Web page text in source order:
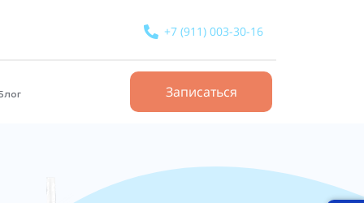
+7 (911) 003-30-16
Записаться